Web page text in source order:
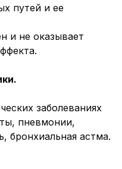
путей и ее
и не оказывает
заболеваниях
пневмонии,
бронхиальная астма.